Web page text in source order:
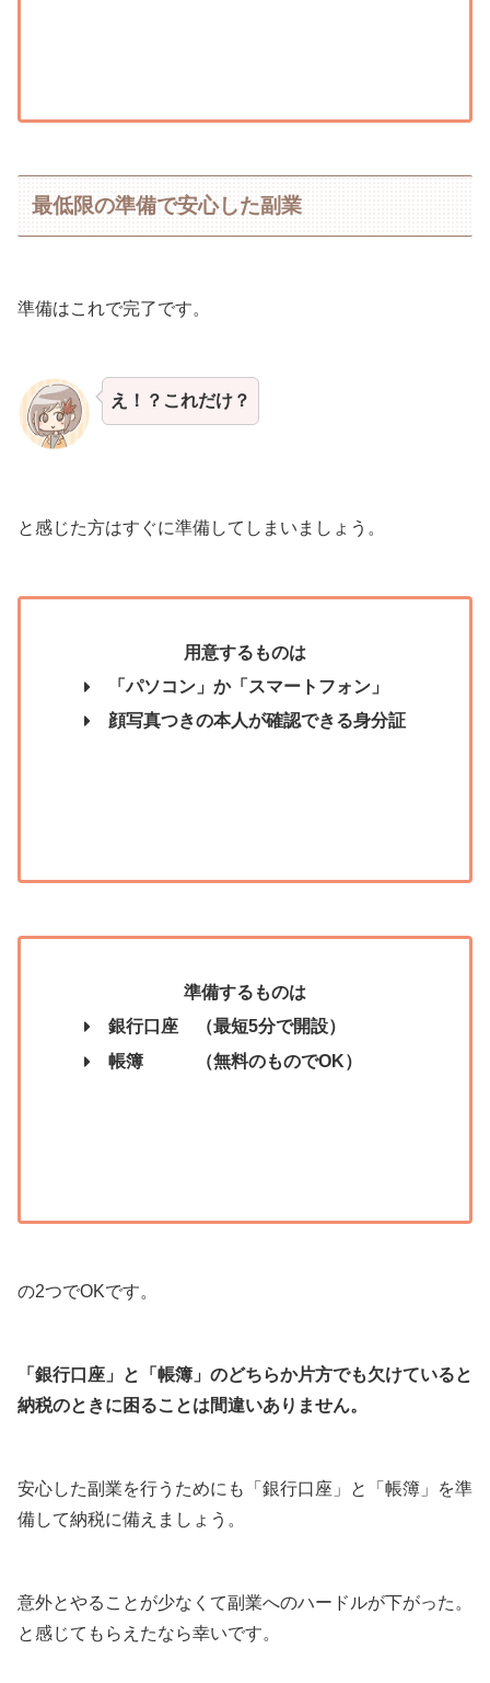
最低限の準備で安心した副業
準備はこれで完了です。
え！？これだけ？
と感じた方はすぐに準備してしまいましょう。
用意するものは
「パソコン」か「スマートフォン」
顔写真つきの本人が確認できる身分証
準備するものは
銀行口座 （最短5分で開設）
帳簿 （無料のものでOK）
の2つでOKです。
「銀行口座」と「帳簿」のどちらか片方でも欠けていると
納税のときに困ることは間違いありません。
安心した副業を行うためにも「銀行口座」と「帳簿」を準
備して納税に備えましょう。
意外とやることが少なくて副業へのハードルが下がった。
と感じてもらえたなら幸いです。